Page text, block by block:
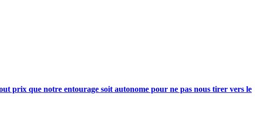
prix que notre entourage soit autonome pour ne pas nous tirer vers le